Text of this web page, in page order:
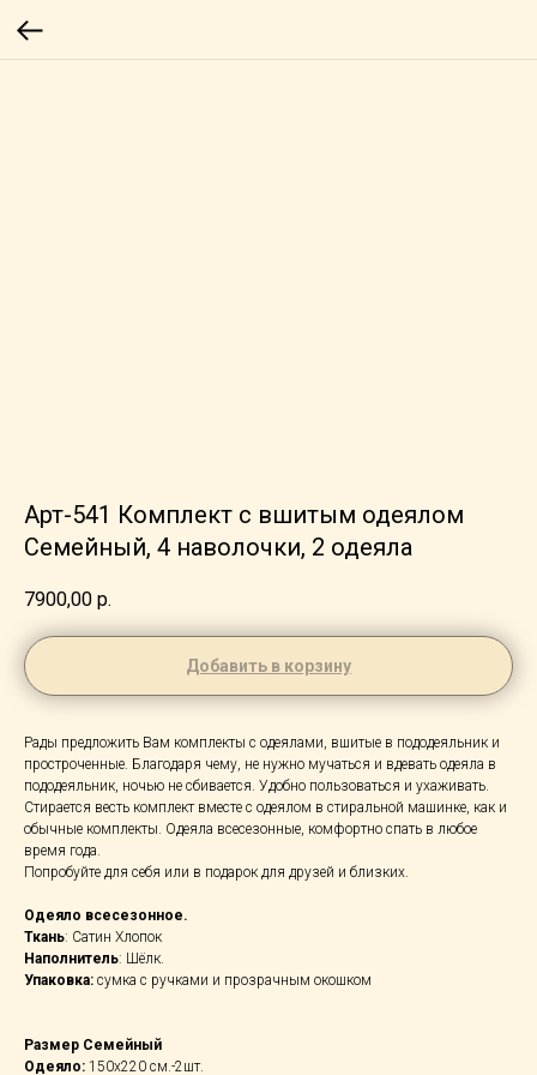
Арт-541 Комплект с вшитым одеялом
Семейный, 4 наволочки, 2 одеяла
7900,00 р.
Добавить в корзину
Рады предложить Вам комплекты с одеялами, вшитые в пододеяльник и
простроченные. Благодаря чему, не нужно мучаться и вдевать одеяла в
пододеяльник, ночью не сбивается. Удобно пользоваться и ухаживать.
Стирается весть комплект вместе с одеялом в стиральной машинке, как и
обычные комплекты. Одеяла всесезонные, комфортно спать в любое
время года.
Попробуйте для себя или в подарок для друзей и близких.
Одеяло всесезонное.
Ткань: Сатин Хлопок
Наполнитель: Шёлк.
Упаковка: сумка с ручками и прозрачным окошком
Размер Семейный
Одеяло: 150х220 см.-2шт.